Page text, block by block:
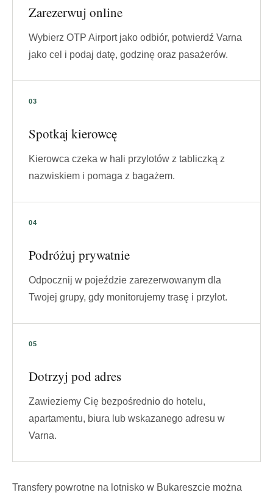
Zarezerwuj online
Wybierz OTP Airport jako odbiór, potwierdź Varna
jako cel i podaj datę, godzinę oraz pasażerów.
Spotkaj kierowcę
Kierowca czeka w hali przylotów z tabliczką z
nazwiskiem i pomaga z bagażem.
Podróżuj prywatnie
Odpocznij w pojeździe zarezerwowanym dla
Twojej grupy, gdy monitorujemy trasę i przylot.
Dotrzyj pod adres
Zawieziemy Cię bezpośrednio do hotelu,
apartamentu, biura lub wskazanego adresu w
Varna.
Transfery powrotne na lotnisko w Bukareszcie można